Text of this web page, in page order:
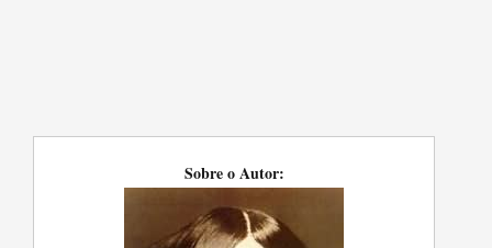
Sobre o Autor: